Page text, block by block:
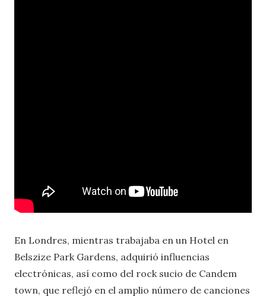
En Londres, mientras trabajaba en un Hotel en
Belszize Park Gardens, adquirió influencias
electrónicas, así como del rock sucio de Candem
town, que reflejó en el amplio número de canciones